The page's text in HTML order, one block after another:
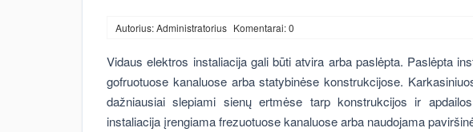
Autorius: Administratorius Komentarai: 0
Vidaus elektros instaliacija gali būti atvira arba paslėpta. Paslėpta
gofruotuose kanaluose arba statybinėse konstrukcijose.
dažniausiai slepiami sienų ertmėse tarp konstrukcijos ir
instaliacija įrengiama frezuotuose kanaluose arba naudojama